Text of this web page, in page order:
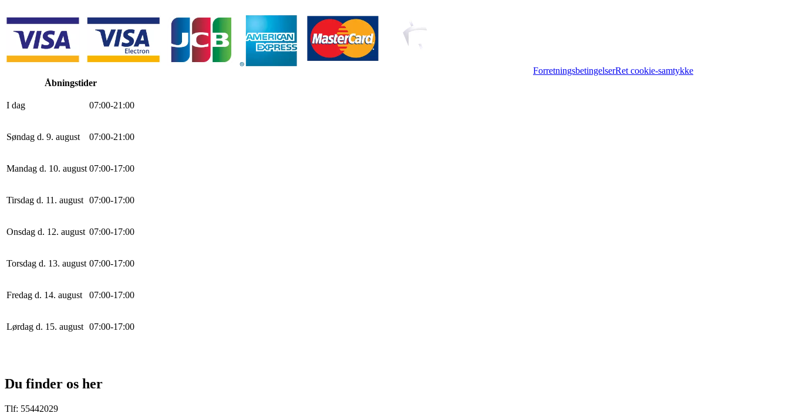
ForretningsbetingelserRet cookie-samtykke
Åbningstider
I dag 07:00-21:00
Søndag d. 9. august 07:00-21:00
Mandag d. 10. august 07:00-17:00
Tirsdag d. 11. august 07:00-17:00
Onsdag d. 12. august 07:00-17:00
Torsdag d. 13. august 07:00-17:00
Fredag d. 14. august 07:00-17:00
Lørdag d. 15. august 07:00-17:00
Du finder os her
Tlf: 55442029